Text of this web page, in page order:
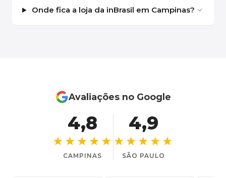
Onde fica a loja da inBrasil em Campinas?
Avaliações no Google
4,8
★★★★★
CAMPINAS
4,9
★★★★★
SÃO PAULO